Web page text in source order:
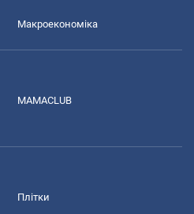
Макроекономіка
MAMACLUB
Плітки